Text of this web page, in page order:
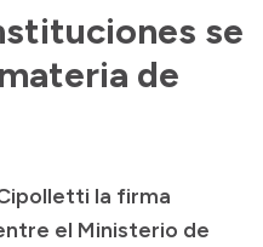
se
de
la firma
el Ministerio de